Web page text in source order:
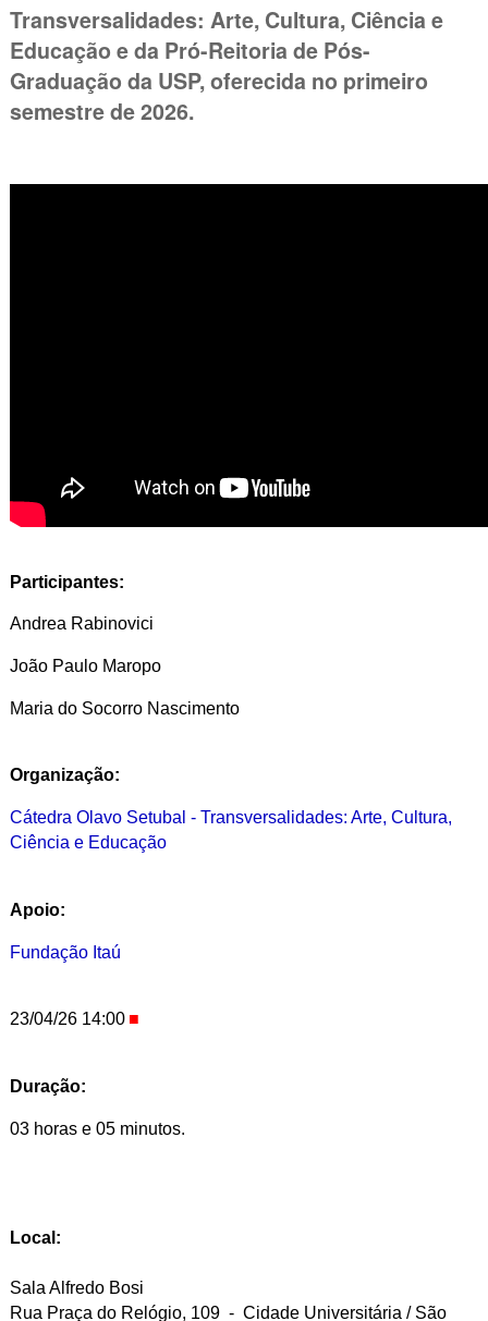
Transversalidades: Arte, Cultura, Ciência e
Educação e da Pró-Reitoria de Pós-
Graduação da USP, oferecida no primeiro
semestre de 2026.
Participantes:
Andrea Rabinovici
João Paulo Maropo
Maria do Socorro Nascimento
Organização:
Cátedra Olavo Setubal - Transversalidades: Arte, Cultura,
Ciência e Educação
Apoio:
Fundação Itaú
23/04/26 14:00
Duração:
03 horas e 05 minutos.
Local:
Sala Alfredo Bosi
Rua Praça do Relógio, 109 - Cidade Universitária / São